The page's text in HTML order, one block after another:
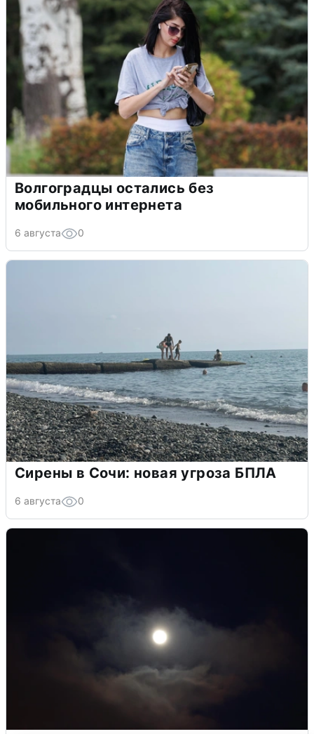
Волгоградцы остались без
мобильного интернета
6 августа 0
Сирены в Сочи: новая угроза БПЛА
6 августа 0